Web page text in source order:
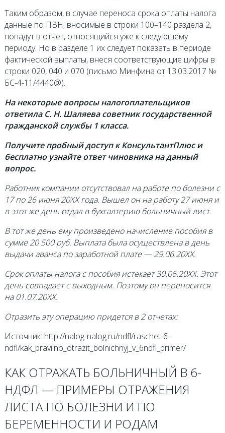
Таким образом, в случае переноса срока оплаты налога
данные по ПВН, вносимые в строки 100–140 раздела 2,
попадут в отчет, относящийся уже к следующему
периоду. Но в разделе 1 их следует показать в периоде
фактической выплаты, внеся соответствующие цифры в
строки 020, 040 и 070 (письмо Минфина от 13.03.2017 №
БС-4-11/4440@).
На некоторые вопросы налогоплательщиков
ответила С. Н. Шаляева советник государственной
гражданской службы 1 класса.
Получите пробный доступ к КонсультантПлюс и
бесплатно узнайте ответ чиновника на данный
вопрос.
Работник компании отсутствовал на работе по болезни с
17 по 26 июня 20ХХ года. Вышел он на работу 27 июня и
в этот же день отдал в бухгалтерию больничный лист.
В тот же день ему произведено начисление пособия в
сумме 20 500 руб. Выплата была осуществлена в день
выдачи аванса по заработной плате — 29.06.20ХХ.
Срок оплаты налога с пособия истекает 30.06.20ХХ. Этот
день совпадает с выходным. Поэтому он переносится
на 01.07.20ХХ.
Отразить эту операцию придется в 2 отчетах:
Источник: http://nalog-nalog.ru/ndfl/raschet-6-
ndfl/kak_pravilno_otrazit_bolnichnyj_v_6ndfl_primer/
КАК ОТРАЖАТЬ БОЛЬНИЧНЫЙ В 6-
НДФЛ — ПРИМЕРЫ ОТРАЖЕНИЯ
ЛИСТА ПО БОЛЕЗНИ И ПО
БЕРЕМЕННОСТИ И РОДАМ